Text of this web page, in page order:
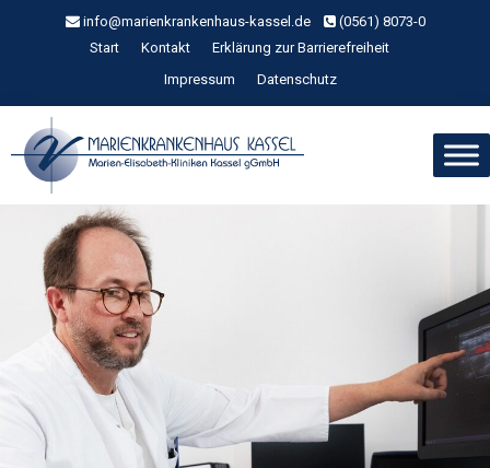
info@marienkrankenhaus-kassel.de
(0561) 8073-0
Start
Kontakt
Erklärung zur Barrierefreiheit
Impressum
Datenschutz